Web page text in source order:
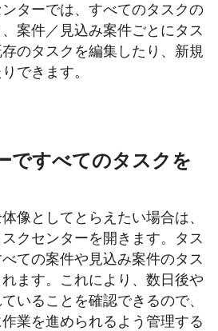
ターでは、すべてのタスクの
案件／見込み案件ごとにタス
のタスクを編集したり、新規
できます。
ですべてのタスクを
像としてとらえたい場合は、
クセンターを開きます。タス
ての案件や見込み案件のタス
ます。これにより、数日後や
いることを確認できるので、
業を進められるよう管理する